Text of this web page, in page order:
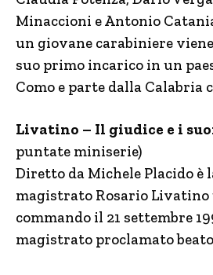
Minaccioni e Antonio
un giovane carabiniere
suo primo incarico in un
Como e parte dalla Calabria
Livatino – Il giudice e i
puntate miniserie)
Diretto da Michele Placido è
magistrato Rosario Livatino
commando il 21 settembre
magistrato proclamato